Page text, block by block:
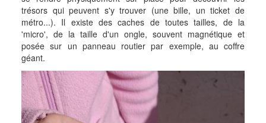
trésors qui peuvent s'y trouver (une bille, un ticket de
métro...). Il existe des caches de toutes tailles, de la
'micro', de la taille d'un ongle, souvent magnétique et
posée sur un panneau routier par exemple, au coffre
géant.